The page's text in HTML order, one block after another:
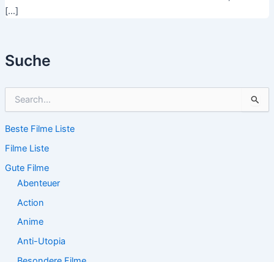
Suche
h
n
n
Beste Filme Liste
Filme Liste
Gute Filme
Abenteuer
Action
Anime
Anti-Utopia
[…]